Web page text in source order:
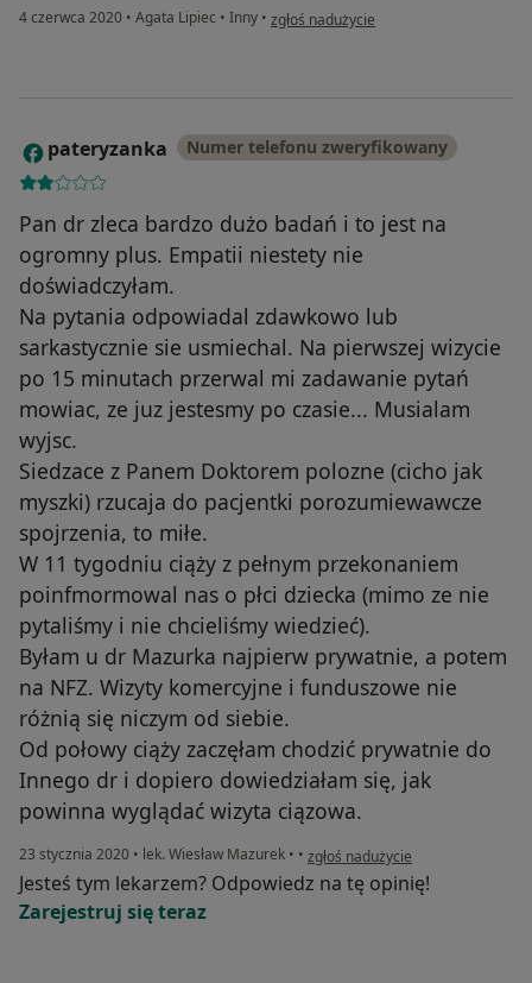
4 czerwca 2020 • Agata Lipiec • Inny • w opinii użytkownika Grzegorz M
zgłoś nadużycie
P pateryzanka Numer telefonu zweryfikowany
Pan dr zleca bardzo dużo badań i to jest na
ogromny plus. Empatii niestety nie
doświadczyłam.
Na pytania odpowiadal zdawkowo lub
sarkastycznie sie usmiechal. Na pierwszej wizycie
po 15 minutach przerwal mi zadawanie pytań
mowiac, ze juz jestesmy po czasie... Musialam
wyjsc.
Siedzace z Panem Doktorem polozne (cicho jak
myszki) rzucaja do pacjentki porozumiewawcze
spojrzenia, to miłe.
W 11 tygodniu ciąży z pełnym przekonaniem
poinfmormowal nas o płci dziecka (mimo ze nie
pytaliśmy i nie chcieliśmy wiedzieć).
Byłam u dr Mazurka najpierw prywatnie, a potem
na NFZ. Wizyty komercyjne i funduszowe nie
różnią się niczym od siebie.
Od połowy ciąży zaczęłam chodzić prywatnie do
Innego dr i dopiero dowiedziałam się, jak
powinna wyglądać wizyta ciązowa.
23 stycznia 2020 • lek. Wiesław Mazurek • • w opinii użytkownika pateryzanka
zgłoś nadużycie
Jesteś tym lekarzem? Odpowiedz na tę opinię!
Zarejestruj się teraz